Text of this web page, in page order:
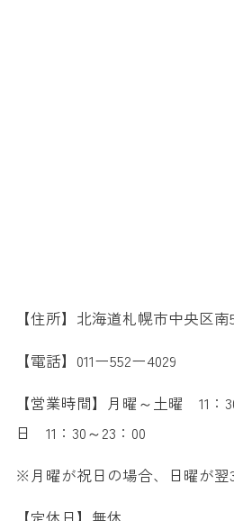
【住所】北海道札幌市中央区
【電話】011ー552ー4029
【営業時間】月曜～土曜 11：
日 11：30～23：00
※月曜が祝日の場合、日曜が翌